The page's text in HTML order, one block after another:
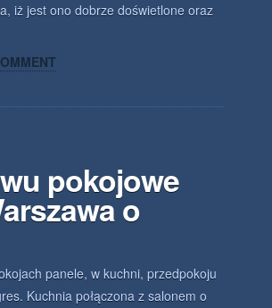
iż jest ono dobrze doświetlone oraz
pokojowe
o
panele, w kuchni, przedpokoju
Kuchnia połączona z salonem o